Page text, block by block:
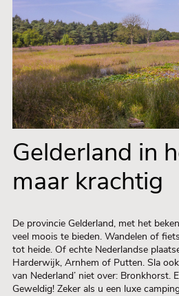
Gelderland in
maar krachtig
De provincie Gelderland, met het
veel moois te bieden. Wandelen of
tot heide. Of echte Nederlandse
Harderwijk, Arnhem of Putten. Sla
van Nederland’ niet over: Bronkhorst.
Geweldig! Zeker als u een luxe